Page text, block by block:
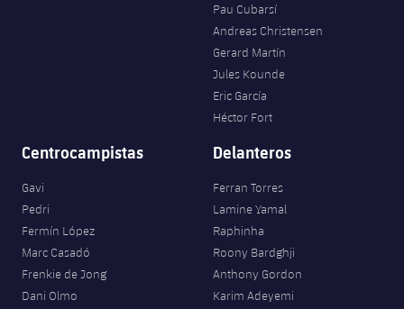
Pau Cubarsí
Andreas Christensen
Gerard Martín
Jules Kounde
Eric García
Héctor Fort
Centrocampistas
Gavi
Pedri
Fermín López
Marc Casadó
Frenkie de Jong
Dani Olmo
Delanteros
Ferran Torres
Lamine Yamal
Raphinha
Roony Bardghji
Anthony Gordon
Karim Adeyemi